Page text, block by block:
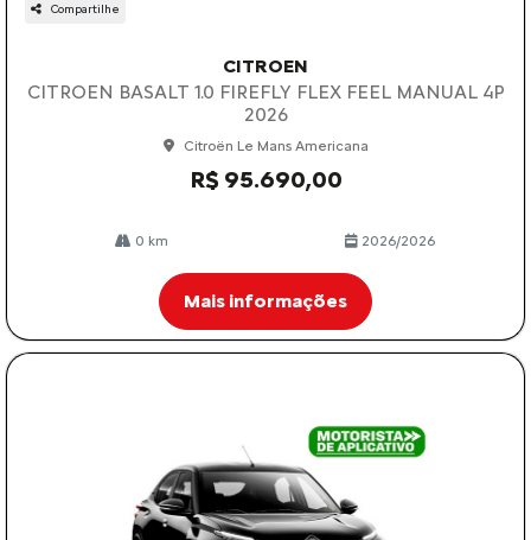
Compartilhe
CITROEN
CITROEN BASALT 1.0 FIREFLY FLEX FEEL MANUAL 4P
2026
Citroën Le Mans Americana
R$ 95.690,00
0 km 2026/2026
Mais informações